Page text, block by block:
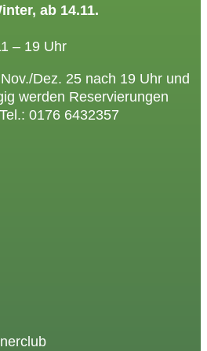
ab 14.11.
– 19 Uhr
Dez. 25 nach 19 Uhr und
werden Reservierungen
0176 6432357